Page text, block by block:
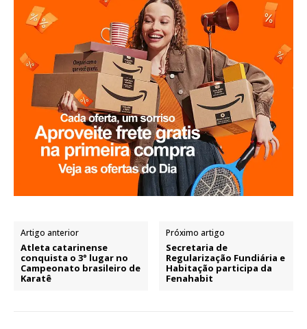
Artigo anterior
Atleta catarinense
conquista o 3° lugar no
Campeonato brasileiro de
Karatê
Próximo artigo
Secretaria de
Regularização Fundiária e
Habitação participa da
Fenahabit